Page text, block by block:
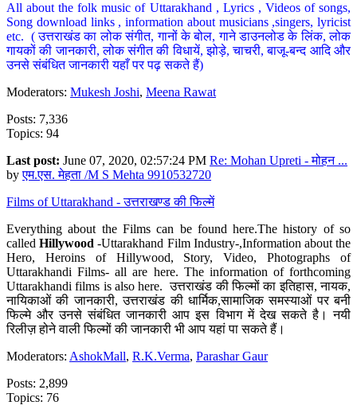
All about the folk music of Uttarakhand , Lyrics , Videos of songs,
Song download links , information about musicians ,singers, lyricist
etc. ( उत्तराखंड का लोक संगीत, गानों के बोल, गाने डाउनलोड के लिंक, लोक
गायकों की जानकारी, लोक संगीत की विधायें, झोड़े, चाचरी, बाजू-बन्द आदि और
उनसे संबंधित जानकारी यहाँ पर पढ़ सकते हैं)
Moderators: Mukesh Joshi, Meena Rawat
Posts: 7,336
Topics: 94
Last post: June 07, 2020, 02:57:24 PM Re: Mohan Upreti - मोहन ...
byएम.एस. मेहता /M S Mehta 9910532720
Films of Uttarakhand - उत्तराखण्ड की फिल्में
Everything about the Films can be found here.The history of so
calledHillywood-Uttarakhand Film Industry-,Information about the
Hero, Heroins of Hillywood, Story, Video, Photographs of
Uttarakhandi Films- all are here. The information of forthcoming
Uttarakhandi films is also here. उत्तराखंड की फिल्मों का इतिहास, नायक,
नायिकाओं की जानकारी, उत्तराखंड की धार्मिक,सामाजिक समस्याओं पर बनी
फिल्मे और उनसे संबंधित जानकारी आप इस विभाग में देख सकते है। नयी
रिलीज़ होने वाली फिल्मों की जानकारी भी आप यहां पा सकते हैं।
Moderators: AshokMall, R.K.Verma, Parashar Gaur
Posts: 2,899
Topics: 76